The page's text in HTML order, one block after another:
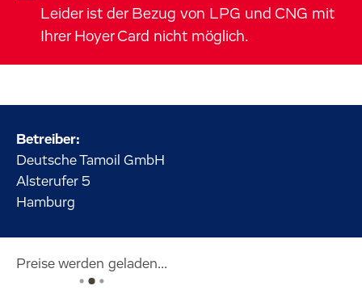
Leider ist der Bezug von LPG und CNG mit
Ihrer Hoyer Card nicht möglich.
Betreiber:
Deutsche Tamoil GmbH
Alsterufer 5
Hamburg
Preise werden geladen...